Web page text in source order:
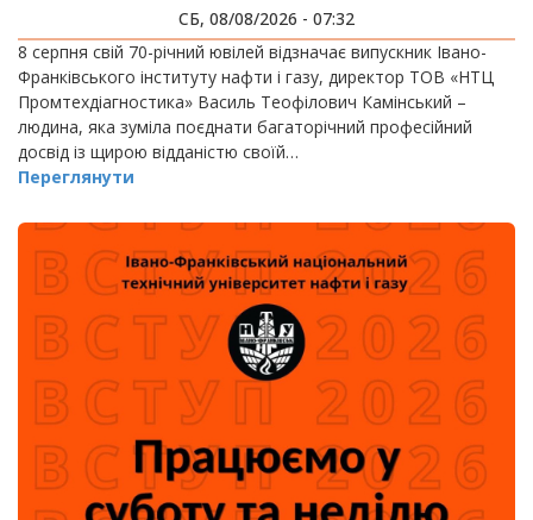
СБ, 08/08/2026 - 07:32
8 серпня свій 70-річний ювілей відзначає випускник Івано-
Франківського інституту нафти і газу, директор ТОВ «НТЦ
Промтехдіагностика» Василь Теофілович Камінський –
людина, яка зуміла поєднати багаторічний професійний
досвід із щирою відданістю своїй…
Переглянути